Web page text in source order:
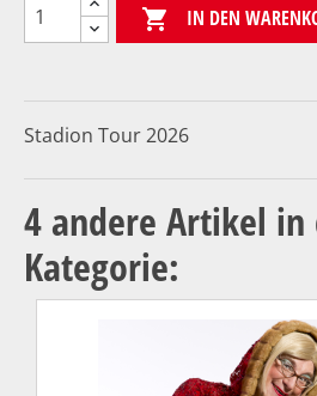
 IN DEN
Stadion Tour 2026
4 andere Artikel in
Kategorie: